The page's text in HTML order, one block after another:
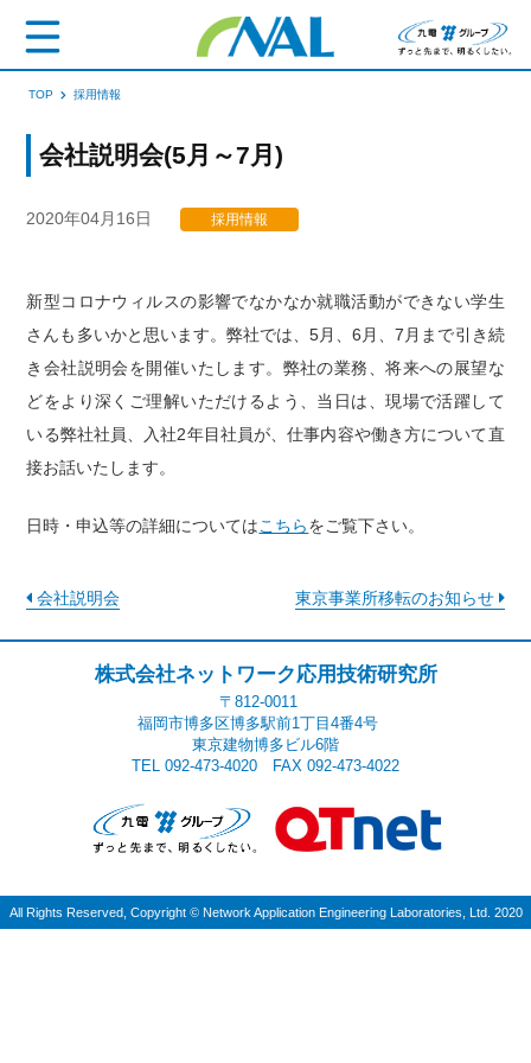
TOP 採用情報
会社説明会(5月～7月)
2020年04月16日 採用情報
新型コロナウィルスの影響でなかなか就職活動ができない学生
さんも多いかと思います。弊社では、5月、6月、7月まで引き続
き会社説明会を開催いたします。弊社の業務、将来への展望な
どをより深くご理解いただけるよう、当日は、現場で活躍して
いる弊社社員、入社2年目社員が、仕事内容や働き方について直
接お話いたします。
日時・申込等の詳細についてはこちらをご覧下さい。
会社説明会 東京事業所移転のお知らせ
株式会社ネットワーク応用技術研究所
〒812-0011
福岡市博多区博多駅前1丁目4番4号
東京建物博多ビル6階
TEL 092-473-4020 FAX 092-473-4022
All Rights Reserved, Copyright ©Network Application Engineering Laboratories, Ltd. 2020